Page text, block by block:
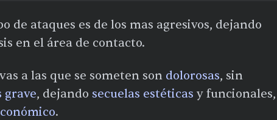
de ataques es de los mas agresivos, dejando
en el área de contacto.
a las que se someten son dolorosas, sin
grave, dejando secuelas estéticas y funcionales,
.